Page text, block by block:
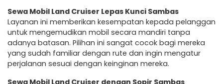
Sewa Mobil Land Cruiser Lepas Kunci Sambas
Layanan ini memberikan kesempatan kepada pelanggan
untuk mengemudikan mobil secara mandiri tanpa
adanya batasan. Pilihan ini sangat cocok bagi mereka
yang sudah familiar dengan rute dan ingin mengatur
perjalanan sesuai dengan keinginan mereka.
Sewa Mobil Land Cruiser dengan Sopir Sambas